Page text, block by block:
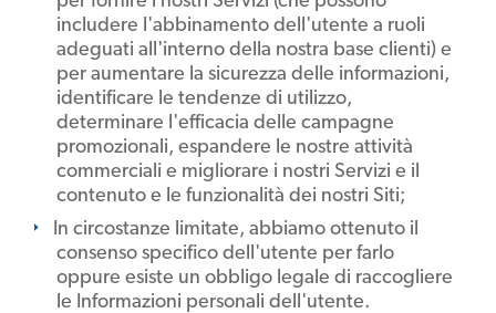
includere l'abbinamento dell'utente a ruoli
adeguati all'interno della nostra base clienti) e
per aumentare la sicurezza delle informazioni,
identificare le tendenze di utilizzo,
determinare l'efficacia delle campagne
promozionali, espandere le nostre attività
commerciali e migliorare i nostri Servizi e il
contenuto e le funzionalità dei nostri Siti;
In circostanze limitate, abbiamo ottenuto il
consenso specifico dell'utente per farlo
oppure esiste un obbligo legale di raccogliere
le Informazioni personali dell'utente.